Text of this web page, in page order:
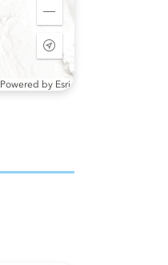
out
Start
tracking
location
Powered by Esri